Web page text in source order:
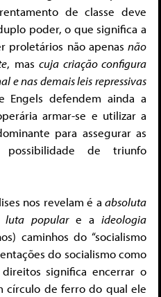
de classe deve
poder, o que significa a
proletários não apenas não
, mascuja criação configura
e nas demais leis repressivas
Engels defendem ainda a
armar-se e utilizar a
para assegurar as
de triunfo
nos revelam é a absoluta
luta populare aideologia
caminhos do “socialismo
do socialismo como
significa encerrar o
círculo de ferro do qual ele